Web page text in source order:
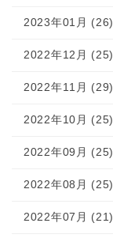
2023年01月 (26)
2022年12月 (25)
2022年11月 (29)
2022年10月 (25)
2022年09月 (25)
2022年08月 (25)
2022年07月 (21)